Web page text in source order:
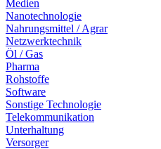
Medien
Nanotechnologie
Nahrungsmittel / Agrar
Netzwerktechnik
Öl / Gas
Pharma
Rohstoffe
Software
Sonstige Technologie
Telekommunikation
Unterhaltung
Versorger